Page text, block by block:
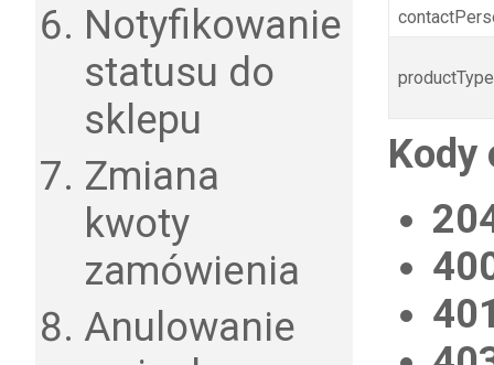
Notyfikowanie
statusu do
sklepu
Zmiana
kwoty
zamówienia
Anulowanie
Kody